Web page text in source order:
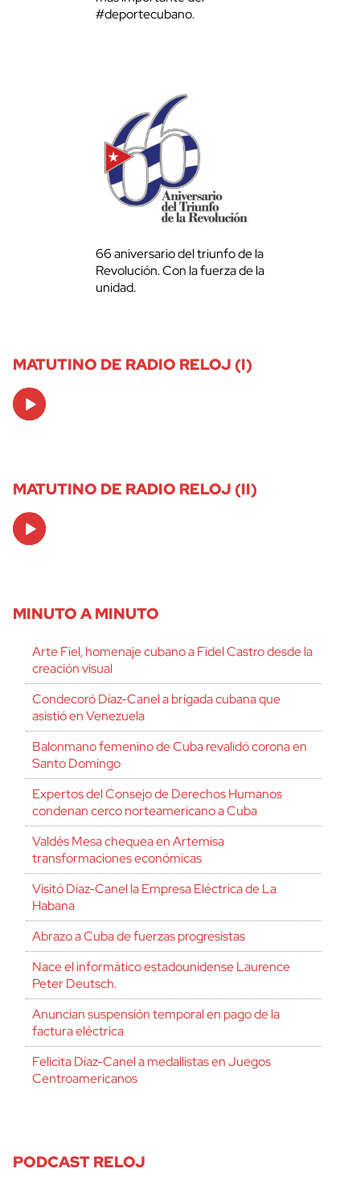
#deportecubano.
66 aniversario del triunfo de la
Revolución. Con la fuerza de la
unidad.
MATUTINO DE RADIO RELOJ (I)
Audio
Player
MATUTINO DE RADIO RELOJ (II)
Audio
Player
MINUTO A MINUTO
Arte Fiel, homenaje cubano a Fidel Castro desde la
creación visual
Condecoró Díaz-Canel a brigada cubana que
asistió en Venezuela
Balonmano femenino de Cuba revalidó corona en
Santo Domingo
Expertos del Consejo de Derechos Humanos
condenan cerco norteamericano a Cuba
Valdés Mesa chequea en Artemisa
transformaciones económicas
Visitó Díaz-Canel la Empresa Eléctrica de La
Habana
Abrazo a Cuba de fuerzas progresistas
Nace el informático estadounidense Laurence
Peter Deutsch.
Anuncian suspensión temporal en pago de la
factura eléctrica
Felicita Díaz-Canel a medallistas en Juegos
Centroamericanos
PODCAST RELOJ